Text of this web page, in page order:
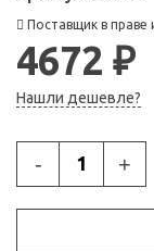
Поставщик в праве
4672 ₽
Нашли дешевле?
- +